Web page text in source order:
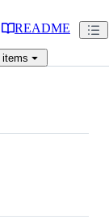
README
items